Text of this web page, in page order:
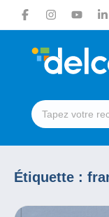
Étiquette :